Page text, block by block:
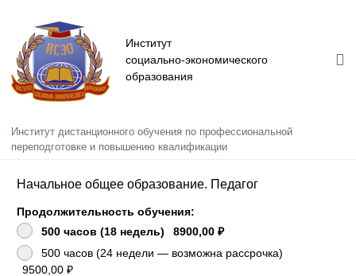
Институт
социально-экономического
образования
Главная
Информация
Повышение квалификации
Институт дистанционного обучения по профессиональной
переподготовке и повышению квалификации
Начальное общее образование. Педагог
Продолжительность обучения:
500 часов (18 недель)
8900,00 ₽
500 часов (24 недели — возможна рассрочка)
9500,00 ₽